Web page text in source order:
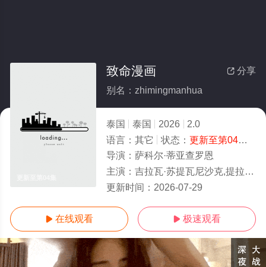
 分享
致命漫画
别名：zhimingmanhua
泰国 泰国 2026
2.0
语言： 其它 状态： 更新至第04集
导演： 萨科尔·蒂亚查罗恩
主演： 吉拉瓦·苏提瓦尼沙克,提拉得·威提帕尼,钟朋·阿卢迪吉朋
更新时间： 2026-07-29
 在线观看  极速观看